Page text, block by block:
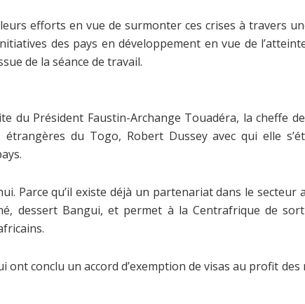
efforts en vue de surmonter ces crises à travers
des pays en développement en vue de
de la séance de travail.
du Président Faustin-Archange Touadéra, la cheffe
du Togo, Robert Dussey avec qui elle
Parce qu’il existe déjà un partenariat dans le
dessert Bangui, et permet à la Centrafrique de
ont conclu un accord d’exemption de visas au profit